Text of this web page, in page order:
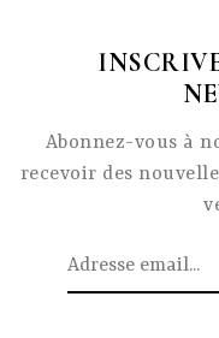
Abonnez-vous à
recevoir des